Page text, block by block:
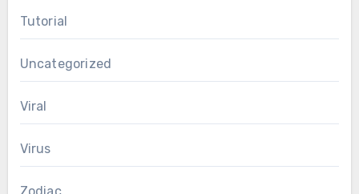
Tutorial
Uncategorized
Viral
Virus